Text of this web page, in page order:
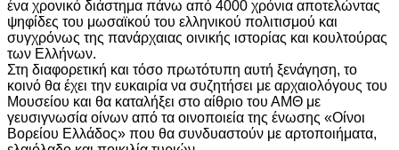
ένα χρονικό διάστημα πάνω από 4000 χρόνια αποτελώντας
ψηφίδες του μωσαϊκού του ελληνικού πολιτισμού και
συγχρόνως της πανάρχαιας οινικής ιστορίας και κουλτούρας
των Ελλήνων.
Στη διαφορετική και τόσο πρωτότυπη αυτή ξενάγηση, το
κοινό θα έχει την ευκαιρία να συζητήσει με αρχαιολόγους του
Μουσείου και θα καταλήξει στο αίθριο του ΑΜΘ με
γευσιγνωσία οίνων από τα οινοποιεία της ένωσης «Οίνοι
Βορείου Ελλάδος» που θα συνδυαστούν με αρτοποιήματα,